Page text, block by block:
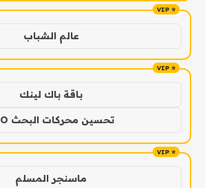
عالم الشباب
باقة باك لينك
تحسين محركات البحث SEO
ماسنجر المسلم